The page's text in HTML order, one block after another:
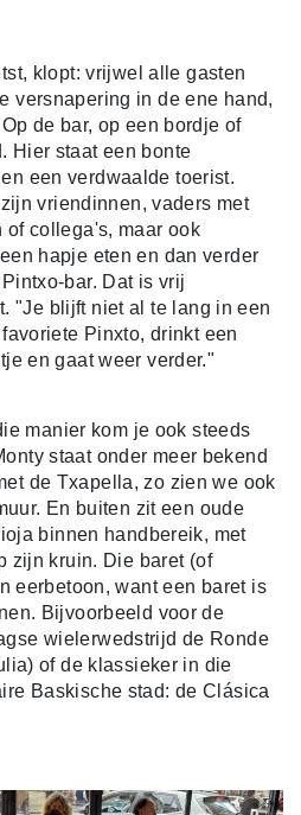
klopt: vrijwel alle gasten
versnapering in de ene hand,
de bar, op een bordje of
Hier staat een bonte
een verdwaalde toerist.
vriendinnen, vaders met
collega's, maar ook
hapje eten en dan verder
bar. Dat is vrij
"Je blijft niet al te lang in een
Pinxto, drinkt een
en gaat weer verder."
manier kom je ook steeds
staat onder meer bekend
de Txapella, zo zien we ook
En buiten zit een oude
binnen handbereik, met
zijn kruin. Die baret (of
eerbetoon, want een baret is
Bijvoorbeeld voor de
wielerwedstrijd de Ronde
of de klassieker in die
Baskische stad: de Clásica